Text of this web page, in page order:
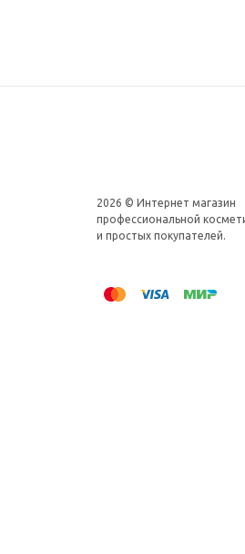
2026 © Интернет магазин
профеcсиональной
и простых покупателей.